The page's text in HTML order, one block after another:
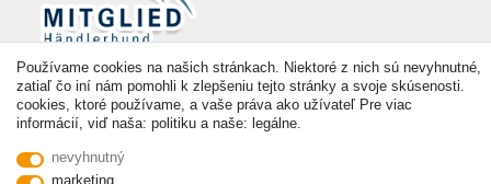
Platba
Používame cookies na našich stránkach. Niektoré z nich sú nevyhnutné,
zatiaľ čo iní nám pomohli k zlepšeniu tejto stránky a svoje skúsenosti.
cookies, ktoré používame, a vaše práva ako užívateľ Pre viac
informácií, viď naša: politiku a naše: legálne.
nevyhnutný
marketing